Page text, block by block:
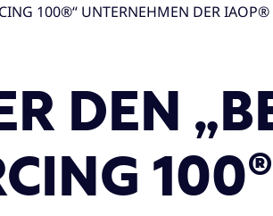
100®“ UNTERNEHMEN DER
DEN